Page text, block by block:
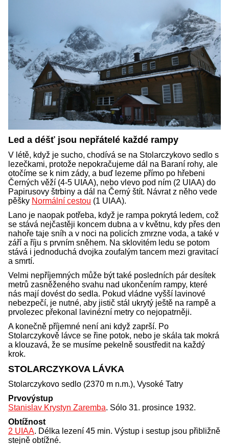
Led a déšť jsou nepřátelé každé rampy
V létě, když je sucho, chodívá se na Stolarczykovo sedlo s
lezečkami, protože nepokračujeme dál na Baraní rohy, ale
otočíme se k nim zády, a buď lezeme přímo po hřebeni
Černých věží (4-5 UIAA), nebo vlevo pod ním (2 UIAA) do
Papirusovy štrbiny a dál na Černý štít. Návrat z něho vede
pěšky Normální cestou (1 UIAA).
Lano je naopak potřeba, když je rampa pokrytá ledem, což
se stává nejčastěji koncem dubna a v květnu, kdy přes den
nahoře taje sníh a v noci na policích zmrzne voda, a také v
září a říju s prvním sněhem. Na sklovitém ledu se potom
stává i jednoduchá dvojka zoufalým tancem mezi gravitací
a smrtí.
Velmi nepříjemných může být také posledních pár desítek
metrů zasněženého svahu nad ukončením rampy, které
nás mají dovést do sedla. Pokud vládne vyšší lavinové
nebezpečí, je nutné, aby jistič stál ukrytý ještě na rampě a
prvolezec překonal lavinézní metry co nejopatrněji.
A konečně příjemné není ani když zaprší. Po
Stolarczykově lávce se řine potok, nebo je skála tak mokrá
a klouzavá, že se musíme pekelně soustředit na každý
krok.
STOLARCZYKOVA LÁVKA
Stolarczykovo sedlo (2370 m n.m.), Vysoké Tatry
Prvovýstup
Stanislav Krystyn Zaremba. Sólo 31. prosince 1932.
Obtížnost
2 UIAA. Délka lezení 45 min. Výstup i sestup jsou přibližně
stejně obtížné.